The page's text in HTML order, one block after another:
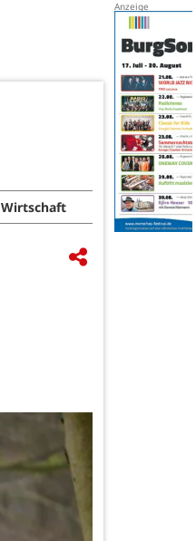
Wirtschaft